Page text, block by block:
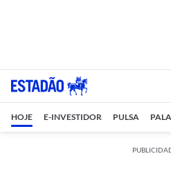
HOJE E-INVESTIDOR PULSA